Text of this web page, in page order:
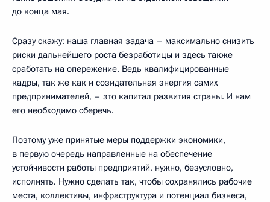
до конца мая.
Сразу скажу: наша главная задача – максимально снизить
риски дальнейшего роста безработицы и здесь также
сработать на опережение. Ведь квалифицированные
кадры, так же как и созидательная энергия самих
предпринимателей, – это капитал развития страны. И нам
его необходимо сберечь.
Поэтому уже принятые меры поддержки экономики,
в первую очередь направленные на обеспечение
устойчивости работы предприятий, нужно, безусловно,
исполнять. Нужно сделать так, чтобы сохранялись рабочие
места, коллективы, инфраструктура и потенциал бизнеса,